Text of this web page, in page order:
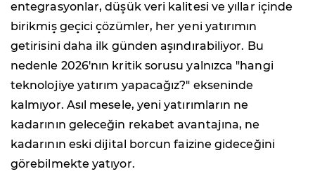
entegrasyonlar, düşük veri kalitesi ve yıllar içinde
birikmiş geçici çözümler, her yeni yatırımın
getirisini daha ilk günden aşındırabiliyor. Bu
nedenle 2026'nın kritik sorusu yalnızca "hangi
teknolojiye yatırım yapacağız?" ekseninde
kalmıyor. Asıl mesele, yeni yatırımların ne
kadarının geleceğin rekabet avantajına, ne
kadarının eski dijital borcun faizine gideceğini
görebilmekte yatıyor.